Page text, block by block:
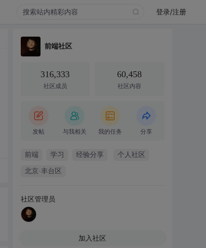
登录/注册
前端社区
316,333
社区成员
60,458
社区内容
发帖 与我相关 我的任务 分享
前端 学习 经验分享 个人社区
北京·丰台区
社区管理员
加入社区